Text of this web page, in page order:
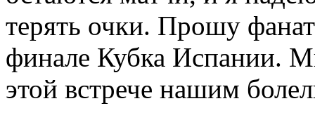
терять очки. Прошу
финале Кубка Испании.
этой встрече нашим